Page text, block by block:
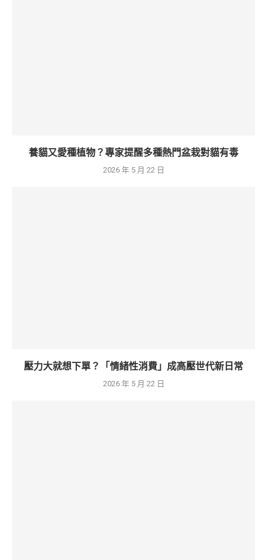
養貓又愛種植物？專家提醒多種熱門盆栽對貓有毒
2026 年 5 月 22 日
壓力大就想下單？「情緒性消費」成高壓世代新日常
2026 年 5 月 22 日